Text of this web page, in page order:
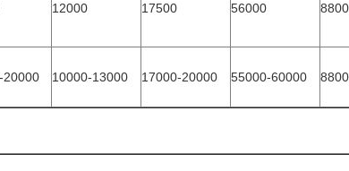
12000 17500 56000
20000 10000-13000 17000-20000 55000-60000